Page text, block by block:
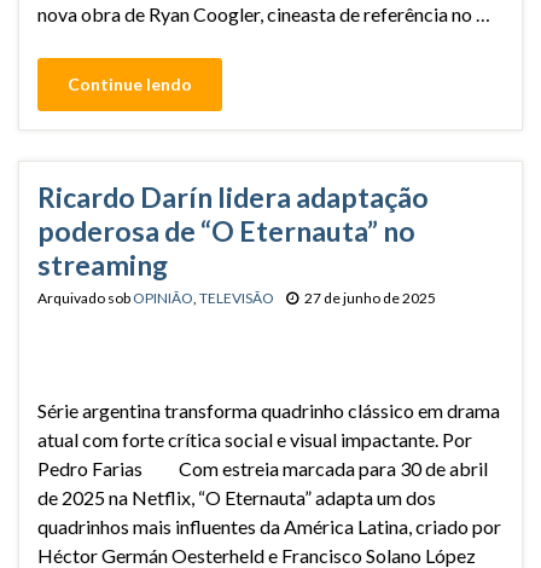
nova obra de Ryan Coogler, cineasta de referência no …
Continue lendo
Ricardo Darín lidera adaptação
poderosa de “O Eternauta” no
streaming
Arquivado sob OPINIÃO TELEVISÃO 27 de junho de 2025
Série argentina transforma quadrinho clássico em drama
atual com forte crítica social e visual impactante. Por
Pedro Farias Com estreia marcada para 30 de abril
de 2025 na Netflix, “O Eternauta” adapta um dos
quadrinhos mais influentes da América Latina, criado por
Héctor Germán Oesterheld e Francisco Solano López